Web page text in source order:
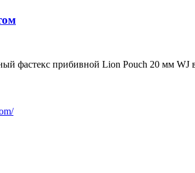
фастекс прибивной Lion Pouch 20 мм WJ